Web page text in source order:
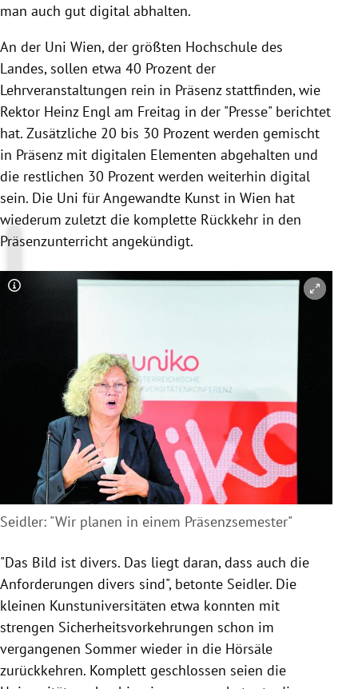
man auch gut digital abhalten.
An der Uni Wien, der größten Hochschule des
Landes, sollen etwa 40 Prozent der
Lehrveranstaltungen rein in Präsenz stattfinden, wie
Rektor Heinz Engl am Freitag in der "Presse" berichtet
hat. Zusätzliche 20 bis 30 Prozent werden gemischt
in Präsenz mit digitalen Elementen abgehalten und
die restlichen 30 Prozent werden weiterhin digital
sein. Die Uni für Angewandte Kunst in Wien hat
wiederum zuletzt die komplette Rückkehr in den
Präsenzunterricht angekündigt.
Copyright-Hinweis öffnen/schließen
Seidler: "Wir planen in einem Präsenzsemester"
"Das Bild ist divers. Das liegt daran, dass auch die
Anforderungen divers sind", betonte Seidler. Die
kleinen Kunstuniversitäten etwa konnten mit
strengen Sicherheitsvorkehrungen schon im
vergangenen Sommer wieder in die Hörsäle
zurückkehren. Komplett geschlossen seien die